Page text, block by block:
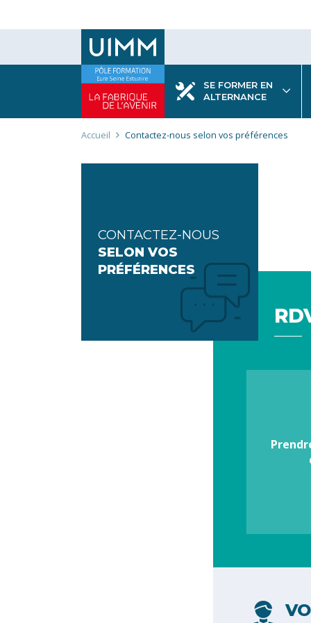
SE FORMER EN
ALTERNANCE
Fil
d'Ariane
Accueil Contactez-nous selon vos préférences
CONTACTEZ-NOUS
SELON VOS
PRÉFÉRENCES